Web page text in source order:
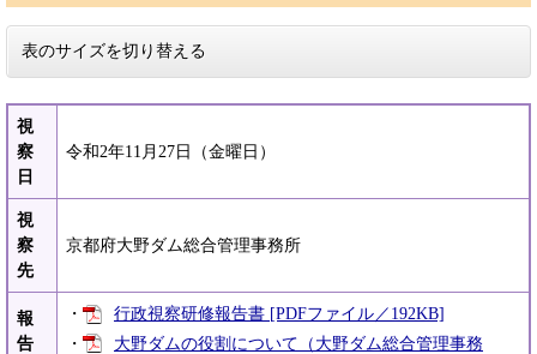
表のサイズを切り替える
視
察
日
令和2年11月27日（金曜日）
視
察
先
京都府大野ダム総合管理事務所
報
告
・
行政視察研修報告書 [PDFファイル／192KB]
・
大野ダムの役割について（大野ダム総合管理事務